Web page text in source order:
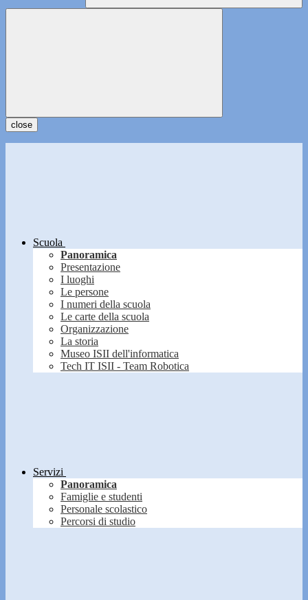
close
Scuola
Panoramica
Presentazione
I luoghi
Le persone
I numeri della scuola
Le carte della scuola
Organizzazione
La storia
Museo ISII dell'informatica
Tech IT ISII - Team Robotica
Servizi
Panoramica
Famiglie e studenti
Personale scolastico
Percorsi di studio